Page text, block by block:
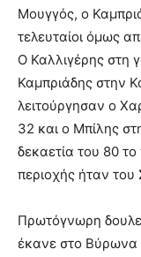
Μουγγός, ο
τελευταίοι όμως
Ο Καλλιγέρης στη
Καμπριάδης στην
λειτούργησαν ο
32 και ο Μπίλης
δεκαετία του 80
περιοχής ήταν του
Πρωτόγνωρη
έκανε στο Βύρωνα